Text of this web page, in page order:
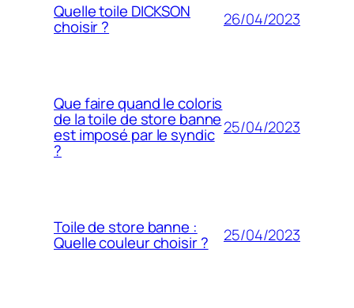
Quelle toile DICKSON
choisir ? 26/04/2023
Que faire quand le coloris
de la toile de store banne
est imposé par le syndic
?
25/04/2023
Toile de store banne :
Quelle couleur choisir ? 25/04/2023